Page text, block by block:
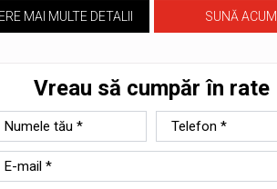
MAI MULTE DETALII SUNĂ ACUM
Vreau să cumpăr în rate
Telefon